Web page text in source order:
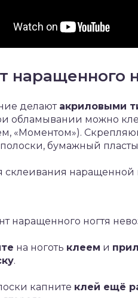
наращенного
делают акриловыми
обламывании можно
«Моментом»).
бумажный
склеивания
наращенного ногтя
на ноготь клеем и
.
капните клей ещё